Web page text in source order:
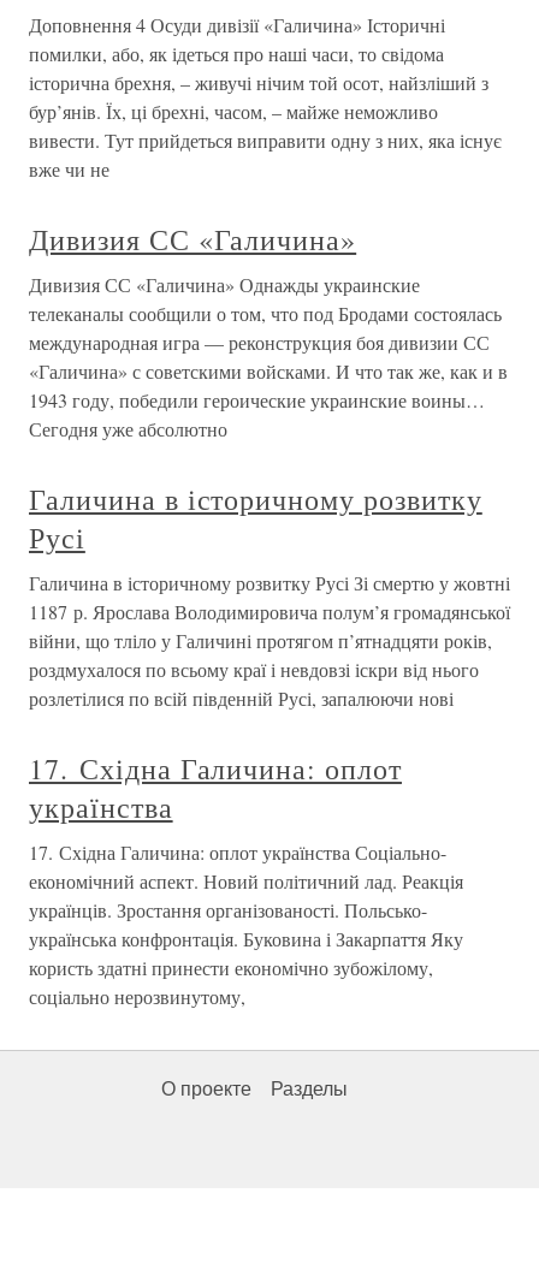
Доповнення 4 Осуди дивізії «Галичина» Історичні
помилки, або, як ідеться про наші часи, то свідома
історична брехня, – живучі нічим той осот, найзліший з
бур’янів. Їх, ці брехні, часом, – майже неможливо
вивести. Тут прийдеться виправити одну з них, яка існує
вже чи не
Дивизия СС «Галичина»
Дивизия СС «Галичина» Однажды украинские
телеканалы сообщили о том, что под Бродами состоялась
международная игра — реконструкция боя дивизии СС
«Галичина» с советскими войсками. И что так же, как и в
1943 году, победили героические украинские воины…
Сегодня уже абсолютно
Галичина в історичному розвитку
Русі
Галичина в історичному розвитку Русі Зі смертю у жовтні
1187 р. Ярослава Володимировича полум’я громадянської
війни, що тліло у Галичині протягом п’ятнадцяти років,
роздмухалося по всьому краї і невдовзі іскри від нього
розлетілися по всій південній Русі, запалюючи нові
17. Східна Галичина: оплот
українства
17. Східна Галичина: оплот українства Соціально-
економічний аспект. Новий політичний лад. Реакція
українців. Зростання організованості. Польсько-
українська конфронтація. Буковина і Закарпаття Яку
користь здатні принести економічно зубожілому,
соціально нерозвинутому,
О проекте Разделы